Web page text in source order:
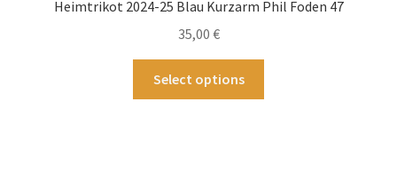
Heimtrikot 2024-25 Blau Kurzarm Phil Foden 47
35,00 €
Select options